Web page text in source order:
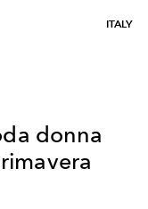
ITALY
donna